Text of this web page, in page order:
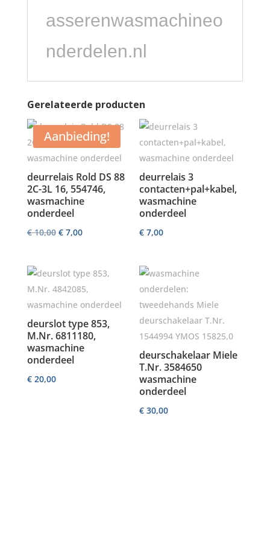
asserenwasmachineo
nderdelen.nl
Gerelateerde producten
Aanbieding!
deurrelais Rold DS 88
2C-3L 16, 554746,
wasmachine
onderdeel
€10,00 Oorspronkelijke
€ 10,00.
€7,00Huidige
€ 7,00.
deurrelais 3
contacten+pal+kabel,
wasmachine
onderdeel
€ 7,00
deurslot type 853,
M.Nr. 6811180,
wasmachine
onderdeel
€20,00
deurschakelaar Miele
T.Nr. 3584650
wasmachine
onderdeel
€ 30,00